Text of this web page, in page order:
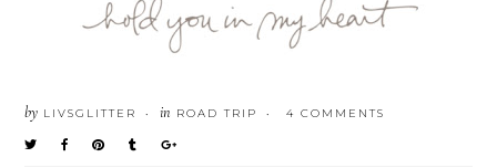
by LIVSGLITTER • in ROAD TRIP • 4 COMMENTS